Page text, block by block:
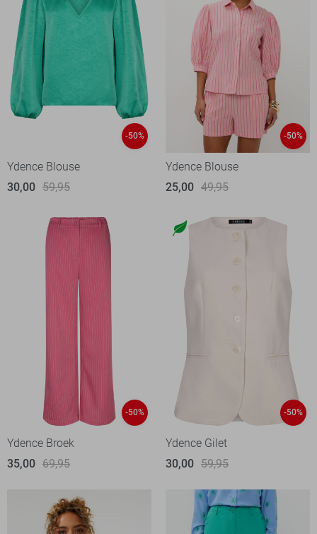
-50%
Ydence Blouse
30,00 59,95
-50%
Ydence Blouse
25,00 49,95
-50%
Ydence Broek
35,00 69,95
-50%
Ydence Gilet
30,00 59,95